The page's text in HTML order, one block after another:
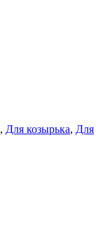
, Для козырька, Для